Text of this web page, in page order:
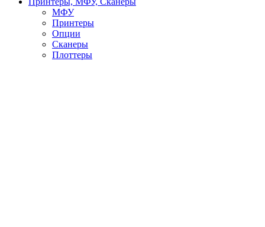
МФУ
Принтеры
Опции
Сканеры
Плоттеры